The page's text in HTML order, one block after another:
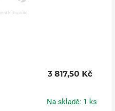
3 817,50 Kč
Na skladě: 1 ks